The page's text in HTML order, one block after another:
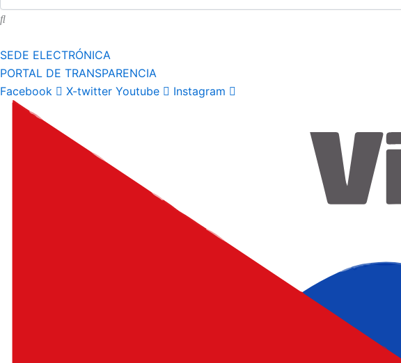
SEDE ELECTRÓNICA
PORTAL DE TRANSPARENCIA
Facebook
X-twitter Youtube Instagram